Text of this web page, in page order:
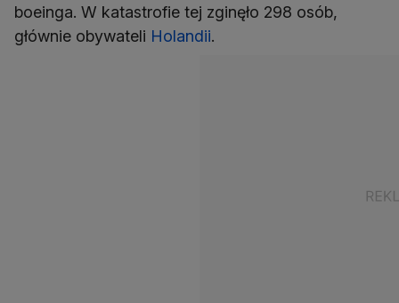
boeinga. W katastrofie tej zginęło 298 osób,
głównie obywateli Holandii.